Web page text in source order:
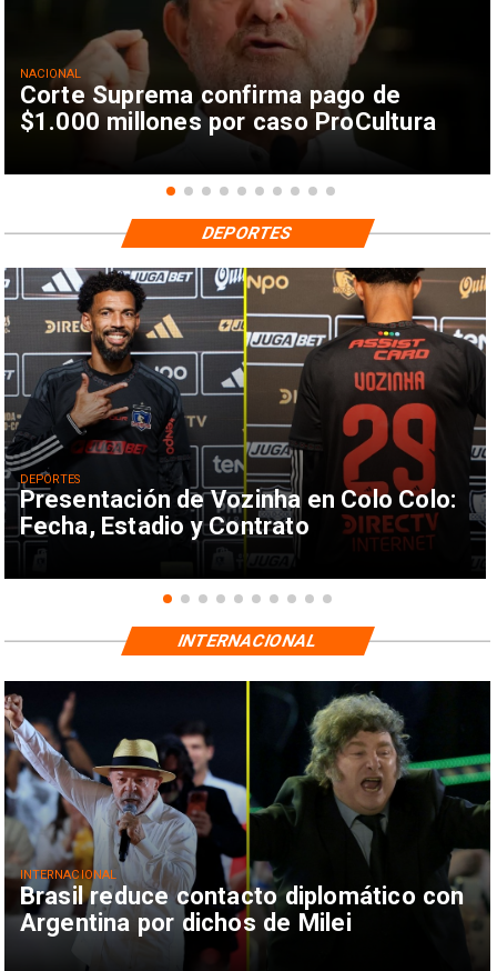
Corte Suprema confirma pago de
$1.000 millones por caso ProCultura
NACIONAL
Presentación de Vozinha en Colo Colo:
Fecha, Estadio y Contrato
DEPORTES
DEPORTES
Brasil reduce contacto diplomático con
Argentina por dichos de Milei
INTERNACIONAL
INTERNACIONAL